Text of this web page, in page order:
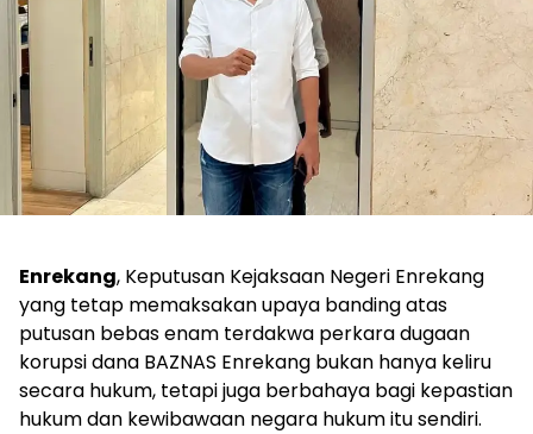
Enrekang, Keputusan Kejaksaan Negeri Enrekang
yang tetap memaksakan upaya banding atas
putusan bebas enam terdakwa perkara dugaan
korupsi dana BAZNAS Enrekang bukan hanya keliru
secara hukum, tetapi juga berbahaya bagi kepastian
hukum dan kewibawaan negara hukum itu sendiri.